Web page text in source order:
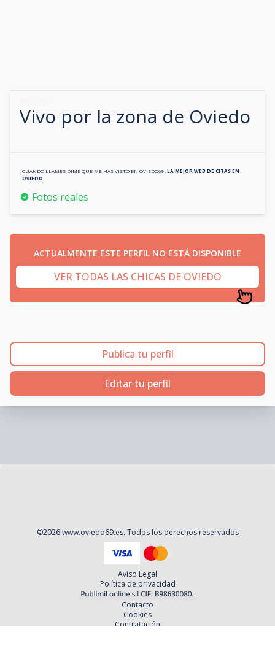
Vivo por la zona de Oviedo
CUANDO LLAMES DIME QUE ME HAS VISTO EN OVIEDO69 LA MEJOR WEB DE CITAS EN
OVIEDO
Fotos reales
ACTUALMENTE ESTE PERFIL NO ESTÁ DISPONIBLE
VER TODAS LAS CHICAS DE OVIEDO
Publica tu perfil
Editar tu perfil
©2026 www.oviedo69.es. Todos los derechos reservados
Aviso Legal
Política de privacidad
Contacto
Cookies
Contratación